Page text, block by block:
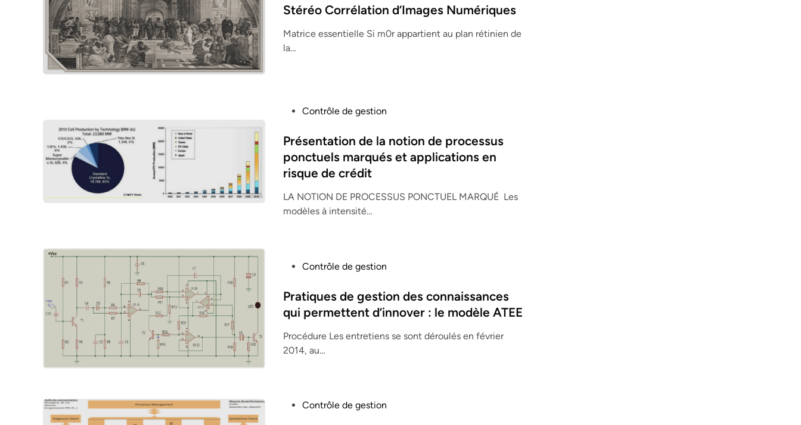
s
e
d
Stéréo Corrélation d’Images Numériques
Matrice essentielle Si m0r appartient au plan rétinien de
la…
s
t
e
i
n
Contrôle de gestion
Présentation de la notion de processus
ponctuels marqués et applications en
risque de crédit
LA NOTION DE PROCESSUS PONCTUEL MARQUÉ Les
modèles à intensité…
s
t
d
i
Contrôle de gestion
Pratiques de gestion des connaissances
qui permettent d’innover : le modèle ATEE
Procédure Les entretiens se sont déroulés en février
2014, au…
Contrôle de gestion